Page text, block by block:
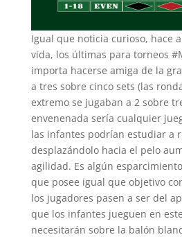
Igual que noticia curioso, hace
vida, los últimas para torneos
importa hacerse amiga de la
a tres sobre cinco sets (las
extremo se jugaban a 2 sobre
envenenada serí­a cualquier
las infantes podrían estudiar a
desplazándolo hacia el pelo
agilidad. Es algún
que posee igual que objetivo
los jugadores pasen a ser del
que los infantes jueguen en
necesitarán sobre la balón